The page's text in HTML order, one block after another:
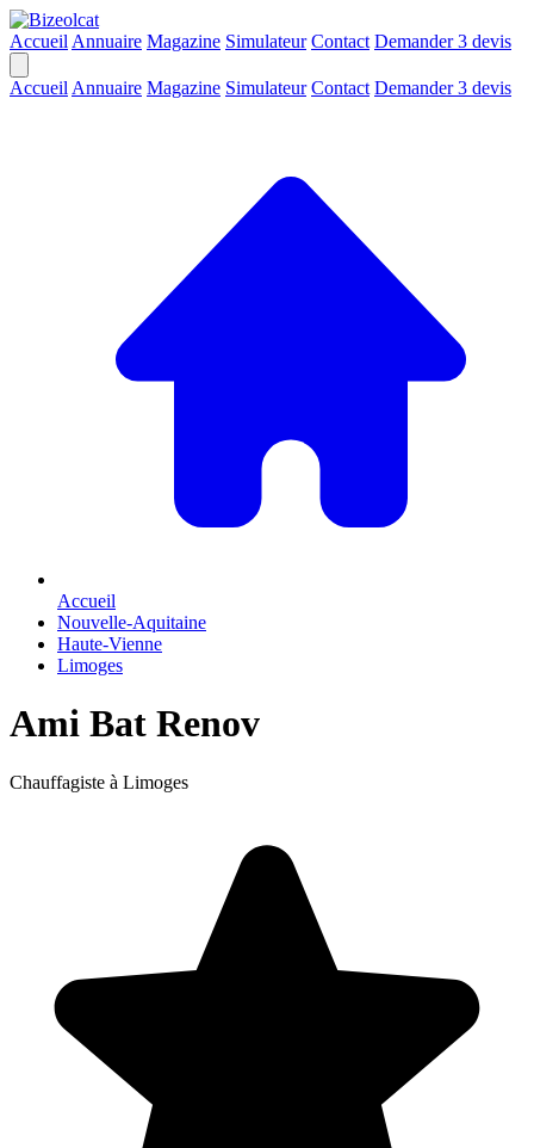
Accueil Annuaire Magazine Simulateur Contact Demander 3 devis
Accueil Annuaire Magazine Simulateur Contact Demander 3 devis
Accueil
Nouvelle-Aquitaine
Haute-Vienne
Limoges
Ami Bat Renov
Chauffagiste à Limoges